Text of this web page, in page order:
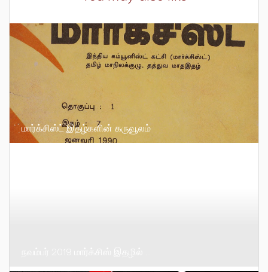
மார்க்சிஸ்ட் இதழ்களின் கருவூலம்